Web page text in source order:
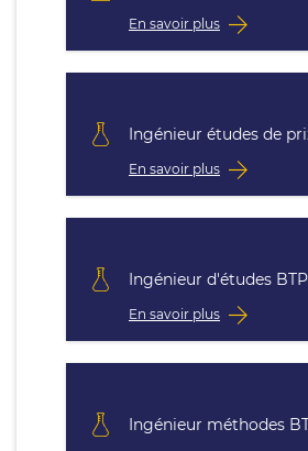
En savoir plus
Ingénieur études de
En savoir plus
Ingénieur d'études
En savoir plus
Ingénieur méthodes